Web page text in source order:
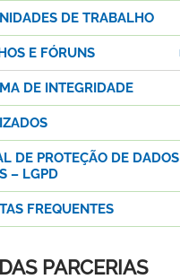
DE TRABALHO
E FÓRUNS
DE INTEGRIDADE
DE PROTEÇÃO DE DADOS
– LGPD
FREQUENTES
PARCERIAS